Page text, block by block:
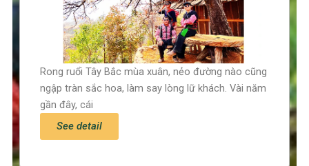
Rong ruổi Tây Bắc mùa xuân, nẻo đường nào cũng
ngập tràn sắc hoa, làm say lòng lữ khách. Vài năm
gần đây, cái
See detail